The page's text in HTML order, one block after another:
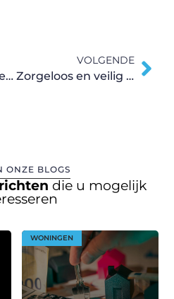
Waar moet ik op letten als ik een auto wil leasen?
VOLGENDE
Zorgeloos en veilig rijden in een Renault Trafic
ONZE BLOGS
die u mogelijk
WONINGEN